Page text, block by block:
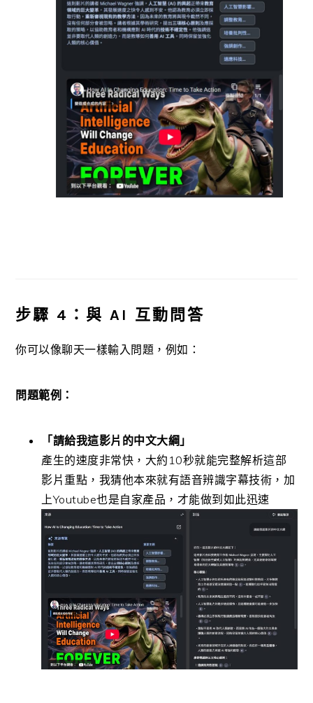
步驟 4：與 AI 互動問答
你可以像聊天一樣輸入問題，例如：
問題範例：
「請給我這影片的中文大綱」
產生的速度非常快，大約10秒就能完整解析這部
影片重點，我猜他本來就有語音辨識字幕技術，加
上Youtube也是自家產品，才能做到如此迅速